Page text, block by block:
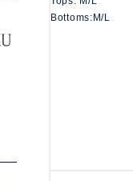
Bottoms:M/L